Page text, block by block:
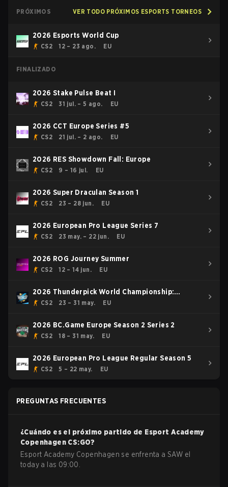
PRÓXIMOS VER TODO PRÓXIMOS ESPORTS TORNEOS
2026 Esports World Cup
CS2 12 – 23 ago. EU
FINALIZADO
2026 Stake Pulse Beat I
CS2 31 jul. – 5 ago. EU
2026 CCT Europe Series #5
CS2 21 jul. – 2 ago. EU
2026 RES Showdown Fall: Europe
CS2 9 – 16 jul. EU
2026 Super Draculan Season 1
CS2 23 – 28 jun. EU
2026 European Pro League Series 7
CS2 23 may. – 22 jun. EU
2026 ROG Journey Summer
CS2 12 – 14 jun. EU
2026 Thunderpick World Championship:
European Series #1
CS2 23 – 31 may. EU
2026 BC.Game Europe Season 2 Series 2
CS2 18 – 31 may. EU
2026 European Pro League Regular Season 5
CS2 5 – 22 may. EU
PREGUNTAS FRECUENTES
¿Cuándo es el próximo partido de Esport Academy
Copenhagen CS:GO?
Esport Academy Copenhagen se enfrenta a SAW el
today a las 09:00.